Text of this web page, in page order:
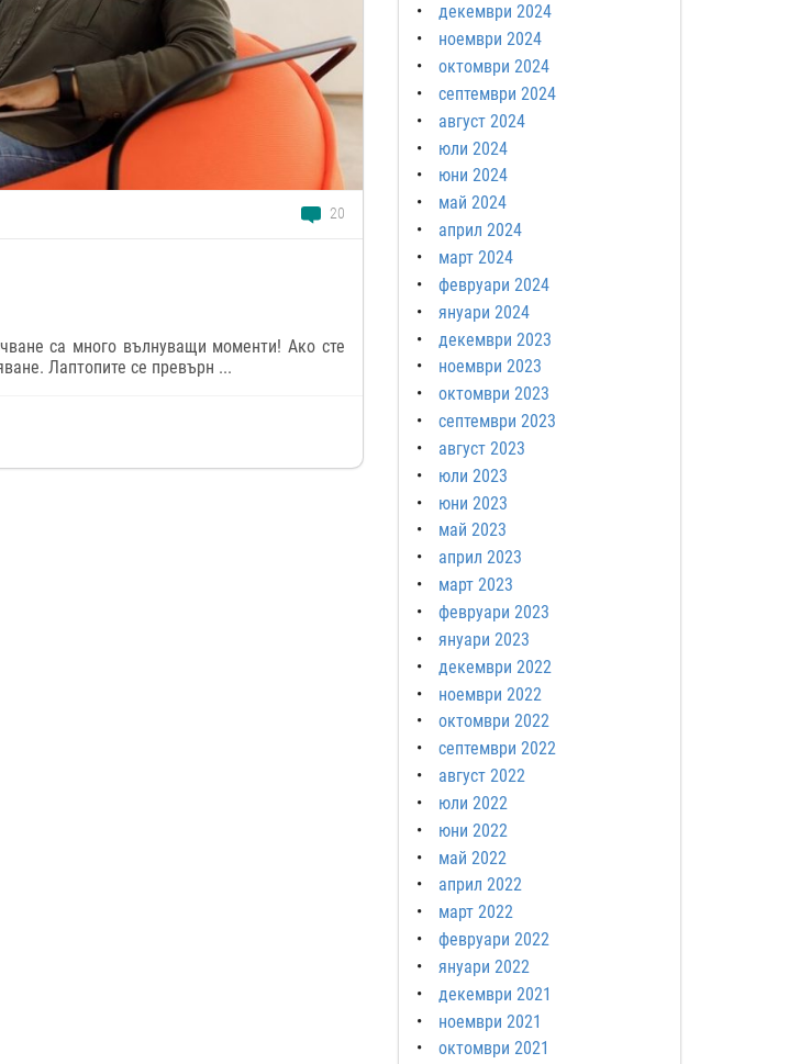
20
са много вълнуващи моменти! Ако сте
Лаптопите се превърн ...
декември 2024
ноември 2024
октомври 2024
септември 2024
август 2024
юли 2024
юни 2024
май 2024
април 2024
март 2024
февруари 2024
януари 2024
декември 2023
ноември 2023
октомври 2023
септември 2023
август 2023
юли 2023
юни 2023
май 2023
април 2023
март 2023
февруари 2023
януари 2023
декември 2022
ноември 2022
октомври 2022
септември 2022
август 2022
юли 2022
юни 2022
май 2022
април 2022
март 2022
февруари 2022
януари 2022
декември 2021
ноември 2021
октомври 2021